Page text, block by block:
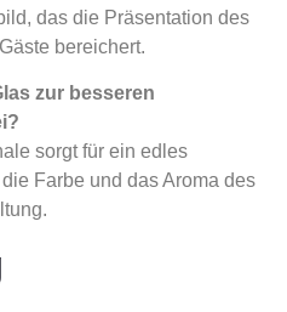
das die Präsentation des
bereichert.
zur besseren
sorgt für ein edles
Farbe und das Aroma des